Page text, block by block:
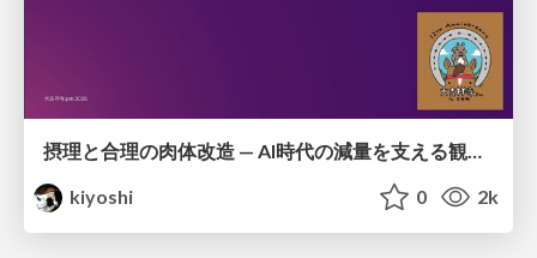
摂理と合理の肉体改造 — AI時代の減量を支える観測・制御・継続
kiyoshi
0 2k